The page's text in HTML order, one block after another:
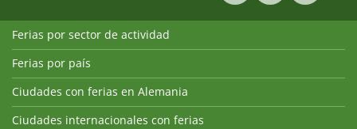
Ferias por sector de actividad
Ferias por país
Ciudades con ferias en Alemania
Ciudades internacionales con ferias